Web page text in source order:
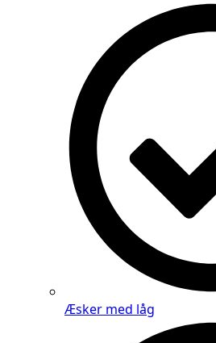
Æsker med låg